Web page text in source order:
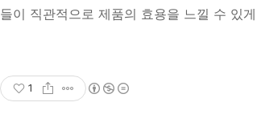
들이 직관적으로 제품의 효용을 느낄 수 있
1